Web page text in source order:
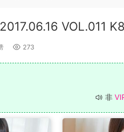
VOL.011
273
非